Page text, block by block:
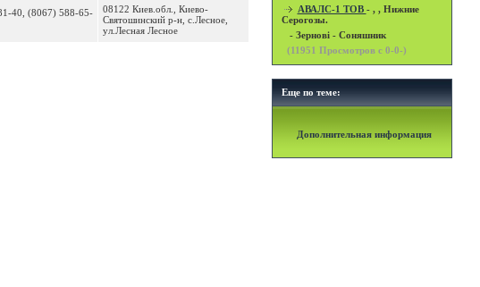
40, (8067) 588-65-
08122 Киев.обл., Киево-
Святошинский р-н, с.Лесное,
ул.Лесная Лесное
АВАЛС-1 ТОВ - , , Нижние
Серогозы.
- Зернові - Соняшник
(11951 Просмотров с 0-0-)
Еще по теме:
Дополнительная информация